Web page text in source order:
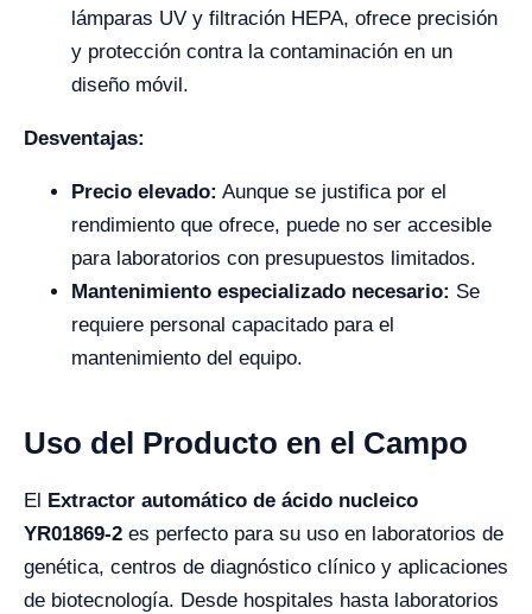
lámparas UV y filtración HEPA, ofrece precisión
y protección contra la contaminación en un
diseño móvil.
Desventajas:
Precio elevado: Aunque se justifica por el
rendimiento que ofrece, puede no ser accesible
para laboratorios con presupuestos limitados.
Mantenimiento especializado necesario: Se
requiere personal capacitado para el
mantenimiento del equipo.
Uso del Producto en el Campo
El
Extractor automático de ácido nucleico
YR01869-2 es perfecto para su uso en laboratorios de
genética, centros de diagnóstico clínico y aplicaciones
de biotecnología. Desde hospitales hasta laboratorios